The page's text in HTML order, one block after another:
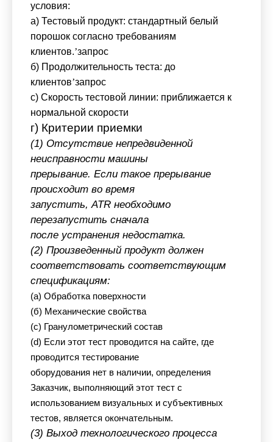
условия:
а) Тестовый продукт: стандартный белый
порошок согласно требованиям
клиентов.’запрос
б) Продолжительность теста: до
клиентов’запрос
c) Скорость тестовой линии: приближается к
нормальной скорости
г) Критерии приемки
(1) Отсутствие непредвиденной
неисправности машины
прерывание. Если такое прерывание
происходит во время
запустить, ATR необходимо
перезапустить сначала
после устранения недостатка.
(2) Произведенный продукт должен
соответствовать соответствующим
спецификациям:
(а) Обработка поверхности
(б) Механические свойства
(c) Гранулометрический состав
(d) Если этот тест проводится на сайте, где
проводится тестирование
оборудования нет в наличии, определения
Заказчик, выполняющий этот тест с
использованием визуальных и субъективных
тестов, является окончательным.
(3) Выход технологического процесса